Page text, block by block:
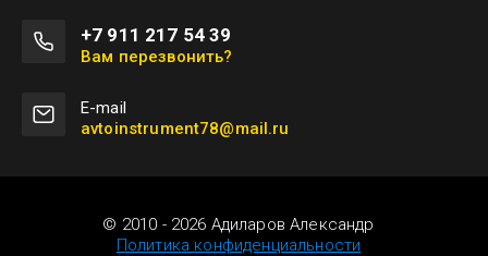
+7 911 217 54 39
Вам перезвонить?
Е-mail
avtoinstrument78@mail.ru
© 2010 - 2026 Адиларов Александр
Политика конфиденциальности